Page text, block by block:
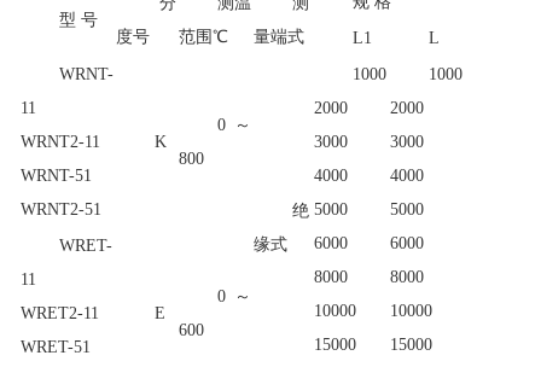
型 号
度号
范围℃
量端式
L1
L
WRNT-
11
WRNT2-11
WRNT-51
WRNT2-51
K
0～
800
绝
缘式
1000
2000
3000
4000
5000
6000
8000
10000
15000
1000
2000
3000
4000
5000
6000
8000
10000
15000
WRET-
11
WRET2-11
WRET-51
E
0～
600